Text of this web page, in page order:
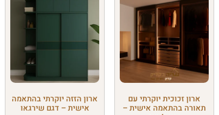
ארון זכוכית יוקרתי עם
תאורה בהתאמה אישית –
ארון הזזה יוקרתי בהתאמה
אישית – דגם שירגאו